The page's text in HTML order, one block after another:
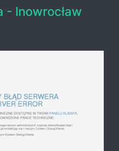
- Inowrocław